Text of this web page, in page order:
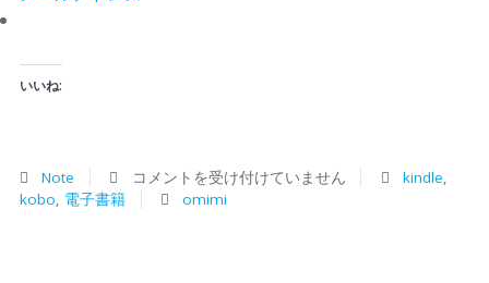
いいね:
Note コメントを受け付けていません kindle,
kobo, 電子書籍 omimi